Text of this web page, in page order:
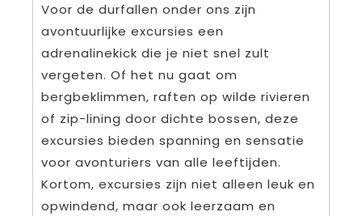
Voor de durfallen onder ons zijn
avontuurlijke excursies een
adrenalinekick die je niet snel zult
vergeten. Of het nu gaat om
bergbeklimmen, raften op wilde rivieren
of zip-lining door dichte bossen, deze
excursies bieden spanning en sensatie
voor avonturiers van alle leeftijden.
Kortom, excursies zijn niet alleen leuk en
opwindend, maar ook leerzaam en